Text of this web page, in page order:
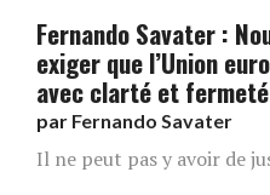
Fernando Savater :
exiger que l’Union
avec clarté et
par Fernando Savater
Il ne peut pas y avoir de